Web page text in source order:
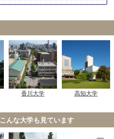
香川大学 高知大学
こんな大学も見ています